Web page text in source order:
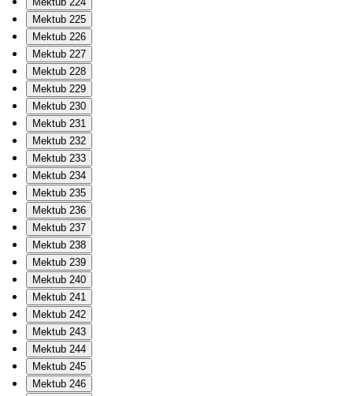
Mektub 225
Mektub 226
Mektub 227
Mektub 228
Mektub 229
Mektub 230
Mektub 231
Mektub 232
Mektub 233
Mektub 234
Mektub 235
Mektub 236
Mektub 237
Mektub 238
Mektub 239
Mektub 240
Mektub 241
Mektub 242
Mektub 243
Mektub 244
Mektub 245
Mektub 246